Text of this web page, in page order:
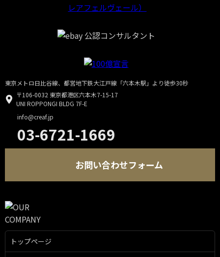
東京メトロ日比谷線、都営地下鉄大江戸線「六本木駅」より徒歩30秒
〒106-0032 東京都港区六本木7-15-17
UNI ROPPONGI BLDG 7F-E
info@creaf.jp
03-6721-1669
お問い合わせフォーム
トップページ